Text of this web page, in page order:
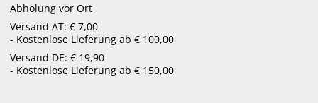
in Apotheke lagernd
Abholung vor Ort
Versand AT: € 7,00
- Kostenlose Lieferung ab € 100,00
Versand DE: € 19,90
- Kostenlose Lieferung ab € 150,00